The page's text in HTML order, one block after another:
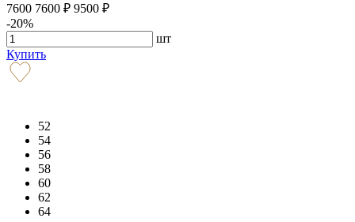
7600 7600 ₽ 9500 ₽
-20%
шт
Купить
52
54
56
58
60
62
64